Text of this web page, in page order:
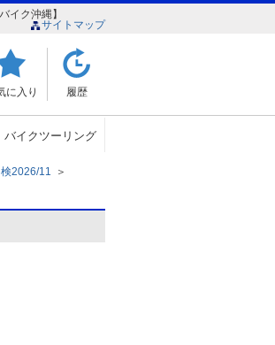
イク沖縄】
サイトマップ
に入り 履歴
バイクツーリング
2026/11
＞